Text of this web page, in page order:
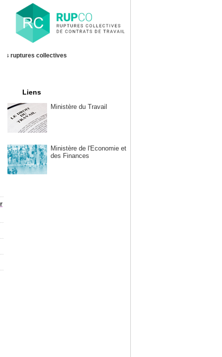
ruptures collectives
Liens
Ministère du Travail
Ministère de l'Economie et
des Finances